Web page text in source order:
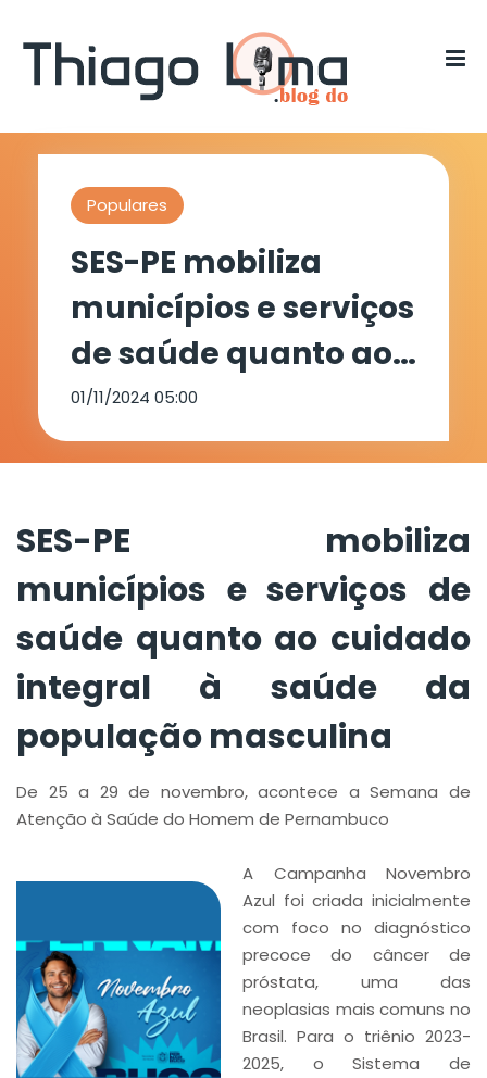
Populares
SES-PE mobiliza
municípios e serviços
de saúde quanto ao
cuidado integral à
saúde da população
01/11/2024 05:00
SES-PE mobiliza
municípios e serviços de
saúde quanto ao cuidado
integral à saúde da
população masculina
De 25 a 29 de novembro, acontece a Semana de
Atenção à Saúde do Homem de Pernambuco
A Campanha Novembro
Azul foi criada inicialmente
com foco no diagnóstico
precoce do câncer de
próstata, uma das
neoplasias mais comuns no
Brasil. Para o triênio 2023-
2025, o Sistema de